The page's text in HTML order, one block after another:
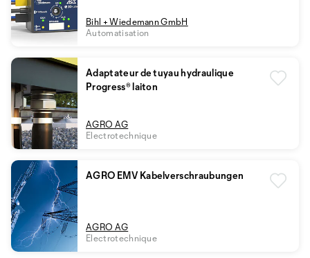
Bihl + Wiedemann GmbH
Automatisation
Adaptateur de tuyau hydraulique
Progress® laiton
AGRO AG
Electrotechnique
AGRO EMV Kabelverschraubungen
AGRO AG
Electrotechnique